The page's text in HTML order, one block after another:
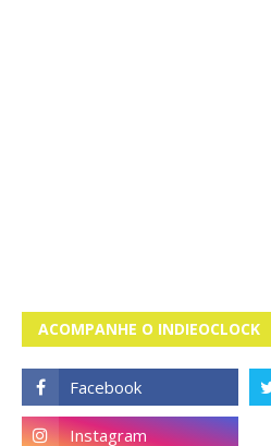
ACOMPANHE O INDIEOCLOCK